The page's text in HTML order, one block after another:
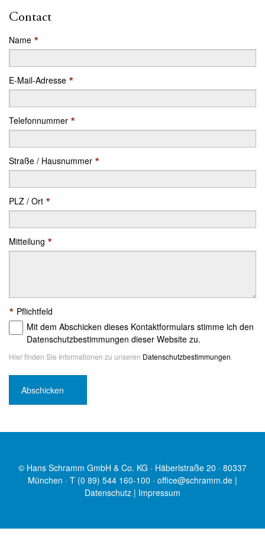
Contact
Name *
E-Mail-Adresse *
Telefonnummer *
Straße / Hausnummer *
PLZ / Ort *
Mitteilung *
* Pflichtfeld
Mit dem Abschicken dieses Kontaktformulars stimme ich den
Datenschutzbestimmungen dieser Website zu.
Hier finden Sie Informationen zu unseren Datenschutzbestimmungen
© Hans Schramm GmbH & Co. KG · Häberlstraße 20 · 80337
München · T (0 89) 544 160-100 · office@schramm.de |
Datenschutz | Impressum